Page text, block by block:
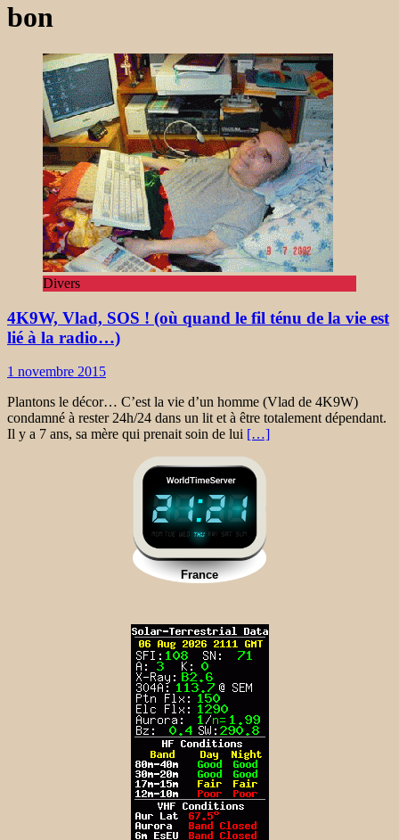
bon
Divers
4K9W, Vlad, SOS ! (où quand le fil ténu de la vie est
lié à la radio…)
1 novembre 2015
Plantons le décor… C’est la vie d’un homme (Vlad de 4K9W)
condamné à rester 24h/24 dans un lit et à être totalement dépendant.
Il y a 7 ans, sa mère qui prenait soin de lui […]